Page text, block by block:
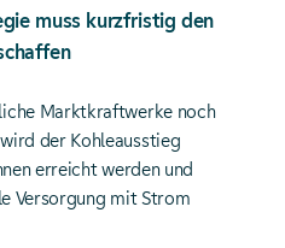
muss kurzfristig den
Marktkraftwerke noch
der Kohleausstieg
erreicht werden und
Versorgung mit Strom